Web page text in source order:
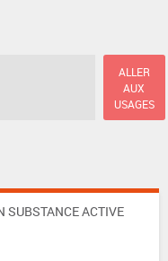
ALLER
AUX
USAGES
SUBSTANCE ACTIVE